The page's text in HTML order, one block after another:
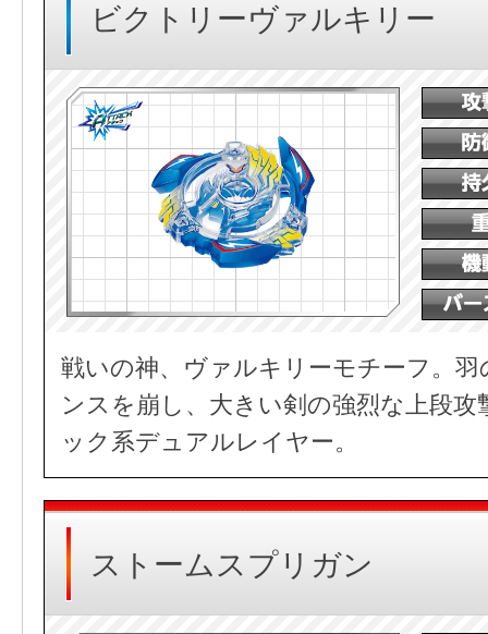
ビクトリーヴァルキリー
戦いの神、ヴァルキリーモチーフ。
ンスを崩し、大きい剣の強烈な上段
ック系デュアルレイヤー。
ストームスプリガン